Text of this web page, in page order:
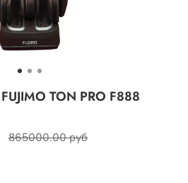
TON PRO F888
865000.00 руб